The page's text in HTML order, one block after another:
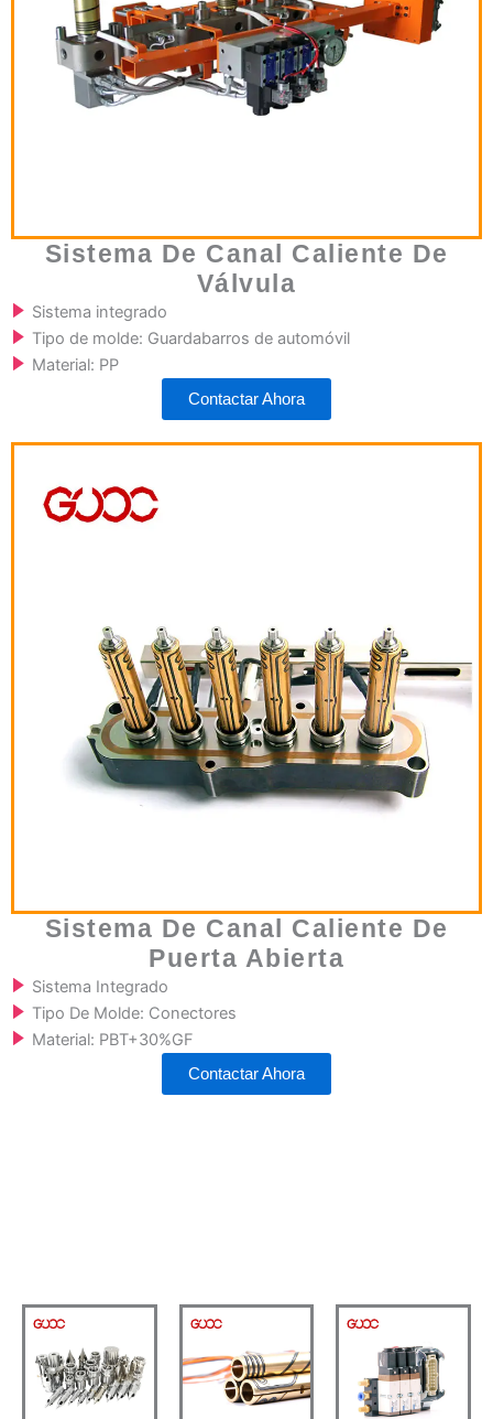
Sistema De Canal Caliente De
Válvula
Sistema integrado
Tipo de molde: Guardabarros de automóvil
Material: PP
Contactar Ahora
Sistema De Canal Caliente De
Puerta Abierta
Sistema Integrado
Tipo De Molde: Conectores
Material: PBT+30%GF
Contactar Ahora